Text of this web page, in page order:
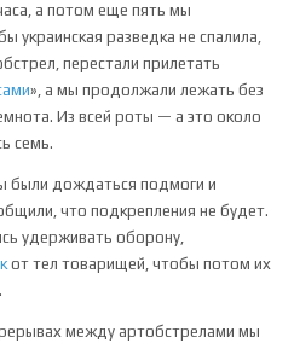
а потом еще пять мы
украинская разведка не спалила,
перестали прилетать
», а мы продолжали лежать без
Из всей роты — а это около
семь.
дождаться подмоги и
что подкрепления не будет.
удерживать оборону,
от тел товарищей, чтобы потом их
между артобстрелами мы